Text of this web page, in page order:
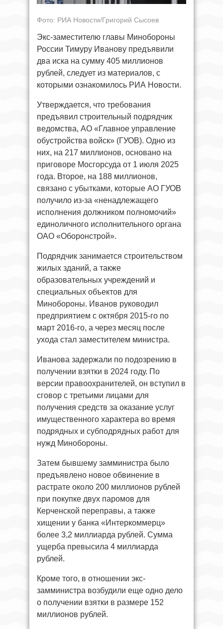
Фото: РИА Новости/Григорий Сысоев
Экс-заместителю главы Минобороны
России Тимуру Иванову предъявили
два иска на сумму 405 миллионов
рублей, следует из материалов, с
которыми ознакомилось РИА Новости.
Утверждается, что требования
предъявил строительный подрядчик
ведомства, АО «Главное управление
обустройства войск» (ГУОВ). Одно из
них, на 217 миллионов, основано на
приговоре Мосгорсуда от 1 июля 2025
года. Второе, на 188 миллионов,
связано с убытками, которые АО ГУОВ
получило из-за «ненадлежащего
исполнения должником полномочий»
единоличного исполнительного органа
ОАО «Оборонстрой».
Подрядчик занимается строительством
жилых зданий, а также
образовательных учреждений и
специальных объектов для
Минобороны. Иванов руководил
предприятием с октября 2015-го по
март 2016-го, а через месяц после
ухода стал заместителем министра.
Иванова задержали по подозрению в
получении взятки в 2024 году. По
версии правоохранителей, он вступил в
сговор с третьими лицами для
получения средств за оказание услуг
имущественного характера во время
подрядных и субподрядных работ для
нужд Минобороны.
Затем бывшему замминистра было
предъявлено новое обвинение в
растрате около 200 миллионов рублей
при покупке двух паромов для
Керченской переправы, а также
хищении у банка «Интеркоммерц»
более 3,2 миллиарда рублей. Сумма
ущерба превысила 4 миллиарда
рублей.
Кроме того, в отношении экс-
замминистра возбудили еще одно дело
о получении взятки в размере 152
миллионов рублей.